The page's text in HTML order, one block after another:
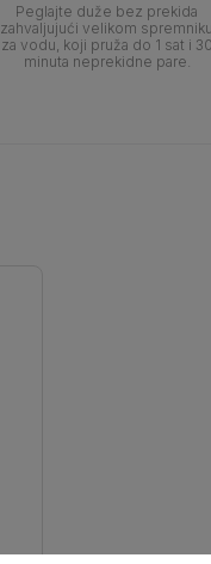
Peglajte duže bez prekida
zahvaljujući velikom spremniku
za vodu, koji pruža do 1 sat i 30
minuta neprekidne pare.